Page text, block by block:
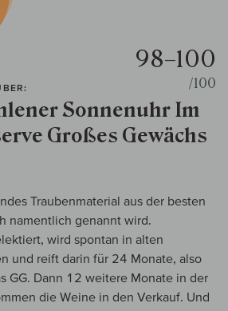
Sonnenuhr Im
Großes Gewächs
98–100
/100
Traubenmaterial aus der besten
namentlich genannt wird.
wird spontan in alten
und reift darin für 24 Monate, also
GG. Dann 12 weitere Monate in der
die Weine in den Verkauf. Und